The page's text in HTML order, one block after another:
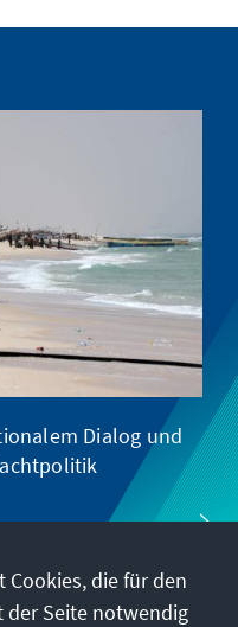
Dialog und
Cookies, die für den
der Seite notwendig